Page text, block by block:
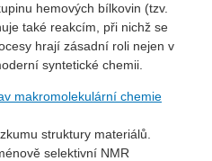
hemových bílkovin (tzv.
také reakcím, při nichž se
hrají zásadní roli nejen v
syntetické chemii.
makromolekulární chemie
struktury materiálů.
selektivní NMR